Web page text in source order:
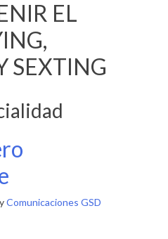
EL
SEXTING
Comunicaciones GSD